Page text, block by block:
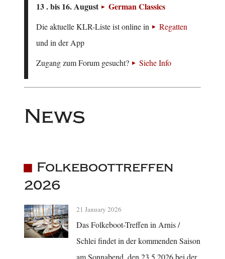
13 . bis 16. August German Classics
Die aktuelle KLR-Liste ist online in
Regatten
und in der App
Zugang zum Forum gesucht?
Siehe Info
News
Folkeboottreffen
2026
21 January 2026
Das Folkeboot-Treffen in Arnis /
Schlei findet in der kommenden Saison